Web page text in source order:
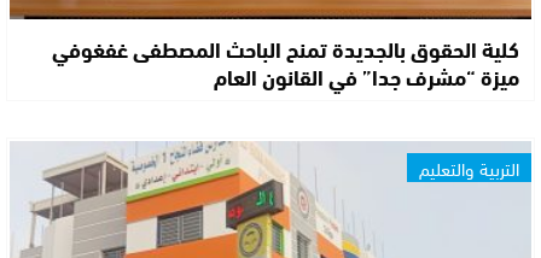
كلية الحقوق بالجديدة تمنح الباحث المصطفى غفغوفي
ميزة “مشرف جدا” في القانون العام
التربية والتعليم